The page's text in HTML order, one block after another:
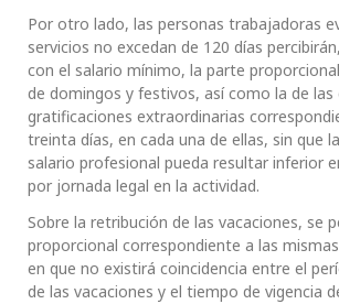
Por otro lado, las personas trabajadoras
servicios no excedan de 120 días
con el salario mínimo, la parte
de domingos y festivos, así como la de las
gratificaciones extraordinarias
treinta días, en cada una de ellas, sin que
salario profesional pueda resultar inferior
por jornada legal en la actividad.
Sobre la retribución de las vacaciones, se
proporcional correspondiente a las
en que no existirá coincidencia entre el
de las vacaciones y el tiempo de vigencia